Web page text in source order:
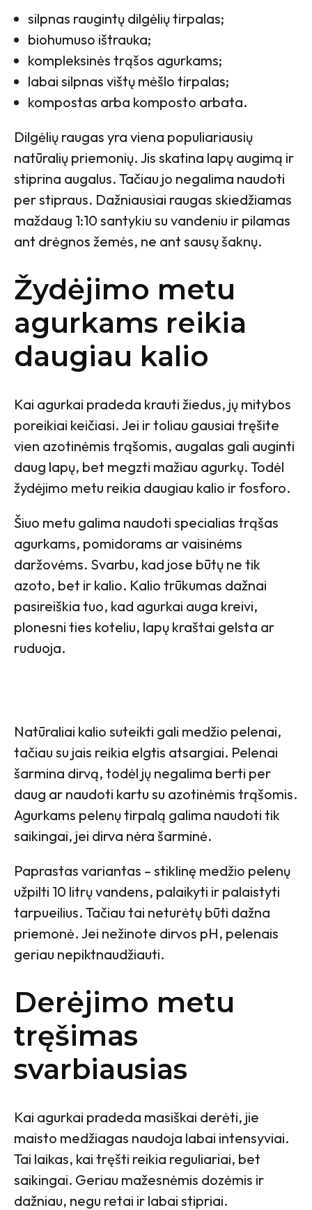
silpnas raugintų dilgėlių tirpalas;
biohumuso ištrauka;
kompleksinės trąšos agurkams;
labai silpnas vištų mėšlo tirpalas;
kompostas arba komposto arbata.
Dilgėlių raugas yra viena populiariausių
natūralių priemonių. Jis skatina lapų augimą ir
stiprina augalus. Tačiau jo negalima naudoti
per stipraus. Dažniausiai raugas skiedžiamas
maždaug 1:10 santykiu su vandeniu ir pilamas
ant drėgnos žemės, ne ant sausų šaknų.
Žydėjimo metu
agurkams reikia
daugiau kalio
Kai agurkai pradeda krauti žiedus, jų mitybos
poreikiai keičiasi. Jei ir toliau gausiai tręšite
vien azotinėmis trąšomis, augalas gali auginti
daug lapų, bet megzti mažiau agurkų. Todėl
žydėjimo metu reikia daugiau kalio ir fosforo.
Šiuo metu galima naudoti specialias trąšas
agurkams, pomidorams ar vaisinėms
daržovėms. Svarbu, kad jose būtų ne tik
azoto, bet ir kalio. Kalio trūkumas dažnai
pasireiškia tuo, kad agurkai auga kreivi,
plonesni ties koteliu, lapų kraštai gelsta ar
ruduoja.
Natūraliai kalio suteikti gali medžio pelenai,
tačiau su jais reikia elgtis atsargiai. Pelenai
šarmina dirvą, todėl jų negalima berti per
daug ar naudoti kartu su azotinėmis trąšomis.
Agurkams pelenų tirpalą galima naudoti tik
saikingai, jei dirva nėra šarminė.
Paprastas variantas – stiklinę medžio pelenų
užpilti 10 litrų vandens, palaikyti ir palaistyti
tarpueilius. Tačiau tai neturėtų būti dažna
priemonė. Jei nežinote dirvos pH, pelenais
geriau nepiktnaudžiauti.
Derėjimo metu
tręšimas
svarbiausias
Kai agurkai pradeda masiškai derėti, jie
maisto medžiagas naudoja labai intensyviai.
Tai laikas, kai tręšti reikia reguliariai, bet
saikingai. Geriau mažesnėmis dozėmis ir
dažniau, negu retai ir labai stipriai.